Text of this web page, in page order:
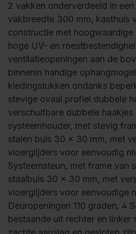
2 vakken onderverdeeld in
vakbreedte 300 mm, kasthuis
constructie met
hoge UV- en
ventilatieopeningen aan de
binnenin handige
kledingstukken ondanks
stevige ovaal profiel dubbele
verschuifbare dubbele haakjes
systeemhouder, met stevig
stalen buis 30 x 30 mm, met
vloerglijders voor eenvoudig
Systeemsteun, met frame van
staalbuis 30 x 30 mm, met
vloerglijders voor eenvoudige
Deuropeningen 110 graden, 4
bestaande uit rechter en linker